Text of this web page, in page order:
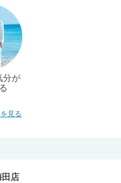
分が
見る
田店